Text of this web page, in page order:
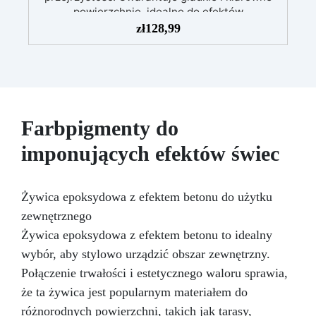
powierzchnie, idealne do efektów
Wytrzymała i stabilna:
Ochrona przed promieniowaniem UV, wilgocią i
i małych dzieł sztuki
zł128,99
Farbpigmenty do
imponujących efektów świec
Żywica epoksydowa z efektem betonu do użytku
zewnętrznego
Żywica epoksydowa z efektem betonu to idealny
wybór, aby stylowo urządzić obszar zewnętrzny.
Połączenie trwałości i estetycznego waloru sprawia,
że ta żywica jest popularnym materiałem do
różnorodnych powierzchni, takich jak tarasy,